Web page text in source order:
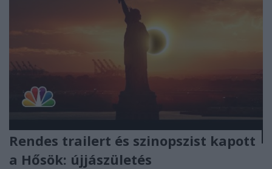
Rendes trailert és szinopszist kapott
a Hősök: újjászületés